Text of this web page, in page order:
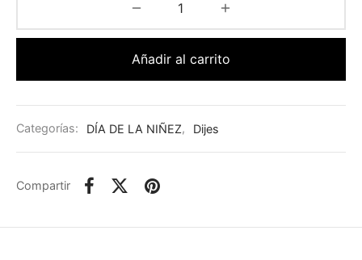
Añadir al carrito
Categorías: DÍA DE LA NIÑEZ, Dijes
Compartir